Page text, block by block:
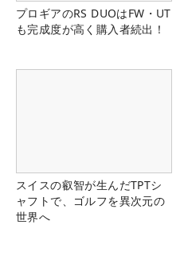
プロギアのRS DUOはFW・UT
も完成度が高く購入者続出！
スイスの叡智が生んだTPTシ
ャフトで、ゴルフを異次元の
世界へ